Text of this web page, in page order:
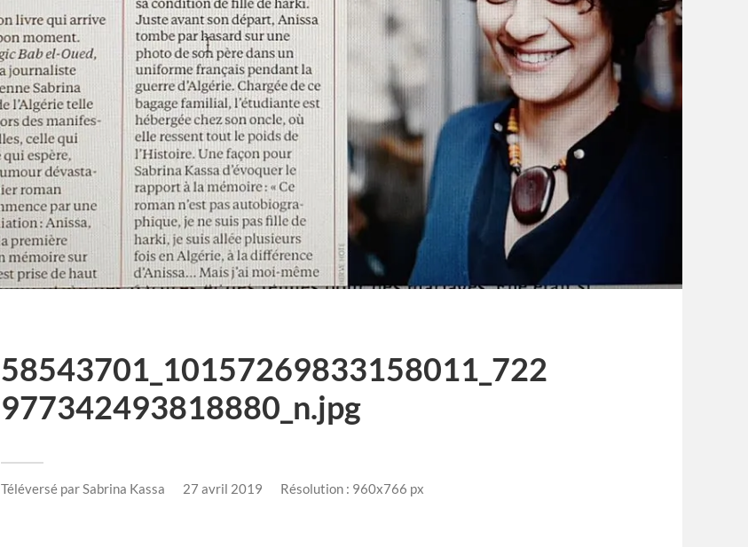
58543701_10157269833158011_722
977342493818880_n.jpg
Téléversé parSabrina Kassa 27 avril 2019 Résolution : 960x766 px